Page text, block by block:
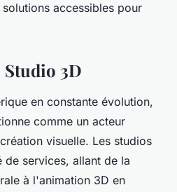
accessibles pour
3D
en constante évolution,
comme un acteur
visuelle. Les studios
services, allant de la
à l'animation 3D en